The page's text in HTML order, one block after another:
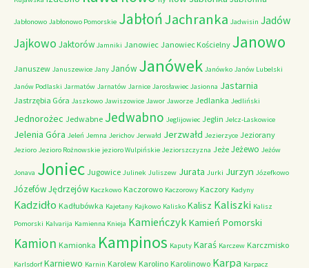
Jabłonowo Jabłonowo Pomorskie JabłońJachranka Jadwisin Jadów
Jajkowo Jaktorów Jamniki Janowiec Janowiec Kościelny Janowo
Januszew Januszewice Jany Janów Janówek Janówko Janów Lubelski
Janów Podlaski Jarmatów Jarnatów Jarnice Jarosławiec Jasionna Jastarnia
Jastrzębia Góra Jaszkowo Jawiszowice Jawor Jaworze Jedlanka Jedliński
Jednorożec Jedwabne Jedwabno Jeglijowiec Jeglin Jelcz-Laskowice
Jelenia Góra Jeleń Jemna Jerichov Jerwałd Jerzwałd Jezierzyce Jeziorany
Jezioro Jezioro Rożnowskie jezioro Wulpińskie Jeziorszczyzna Jeże Jeżewo Jeżów
Jonava Joniec Jugowice Julinek Juliszew Jurata Jurki Jurzyn Józefkowo
JózefówJędrzejów Kaczkowo Kaczorowo Kaczorowy Kaczory Kadyny
Kadzidło Kadłubówka Kajetany Kajkowo Kalisko Kalisz Kaliszki Kalisz
Pomorski Kalvarija Kamienna Knieja Kamieńczyk Kamień Pomorski
Kamion Kamionka Kampinos Kaputy Karaś Karczew Karczmisko
Karlsdorf Karniewo Karnin Karolew Karolino Karolinowo Karpa Karpacz